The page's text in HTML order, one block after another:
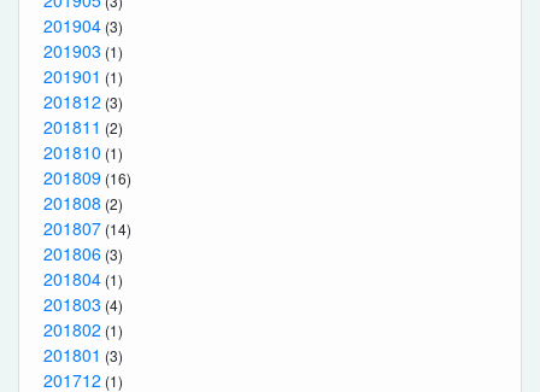
201904 (3)
201903 (1)
201901 (1)
201812 (3)
201811 (2)
201810 (1)
201809 (16)
201808 (2)
201807 (14)
201806 (3)
201804 (1)
201803 (4)
201802 (1)
201801 (3)
201712 (1)